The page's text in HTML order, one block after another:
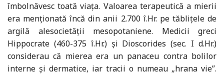
îmbolnăvesc toată viaţa. Valoarea terapeutică a mierii
era menţionată încă din anii 2.700 î.Hr. pe tăbliţele de
argilă alesocietăţii mesopotaniene. Medicii greci
Hippocrate (460-375 î.Hr.) şi Dioscorides (sec. I d.Hr.)
considerau că mierea era un panaceu contra bolilor
interne şi dermatice, iar tracii o numeau „hrana vie”.